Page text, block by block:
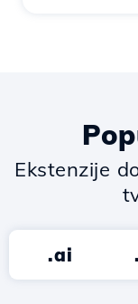
Ekstenzije
.ai